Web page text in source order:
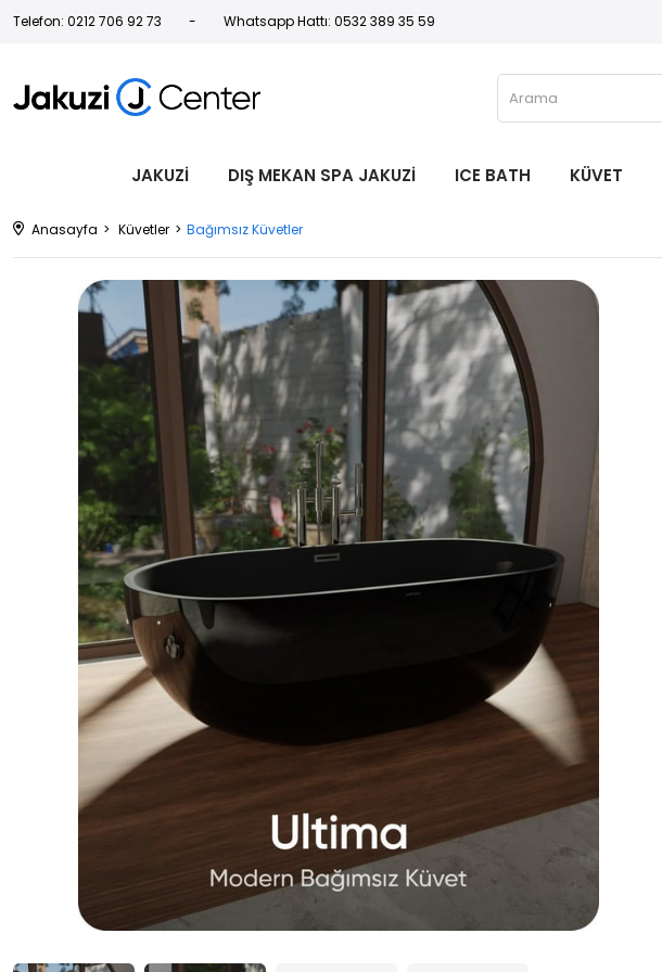
Telefon: 0212 706 92 73 Whatsapp Hattı: 0532 389 35 59
JAKUZİ DIŞ MEKAN SPA JAKUZİ ICE BATH KÜVET
Anasayfa Küvetler Bağımsız Küvetler